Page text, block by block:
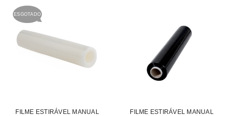
ESGOTADO
FILME ESTIRÁVEL MANUAL
FILME ESTIRÁVEL MANUAL